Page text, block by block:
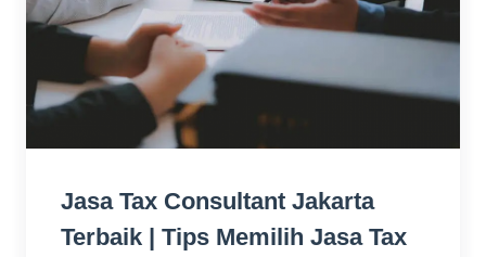
Jasa Tax Consultant Jakarta
Terbaik | Tips Memilih Jasa Tax